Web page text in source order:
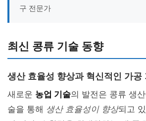
구 전문가
최신 콩류 기술 동향
생산 효율성 향상과 혁신적인 가공
새로운 농업 기술의 발전은 콩류 생
술을 통해 생산 효율성이 향상되고